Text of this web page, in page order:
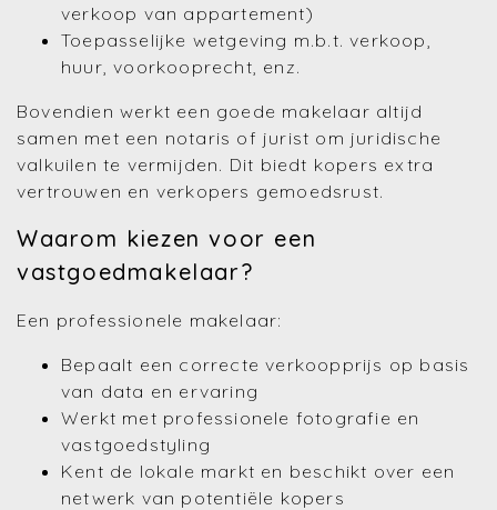
verkoop van appartement)
Toepasselijke wetgeving m.b.t. verkoop,
huur, voorkooprecht, enz.
Bovendien werkt een goede makelaar altijd
samen met een notaris of jurist om juridische
valkuilen te vermijden. Dit biedt kopers extra
vertrouwen en verkopers gemoedsrust.
Waarom kiezen voor een
vastgoedmakelaar?
Een professionele makelaar:
Bepaalt een correcte verkoopprijs op basis
van data en ervaring
Werkt met professionele fotografie en
vastgoedstyling
Kent de lokale markt en beschikt over een
netwerk van potentiële kopers